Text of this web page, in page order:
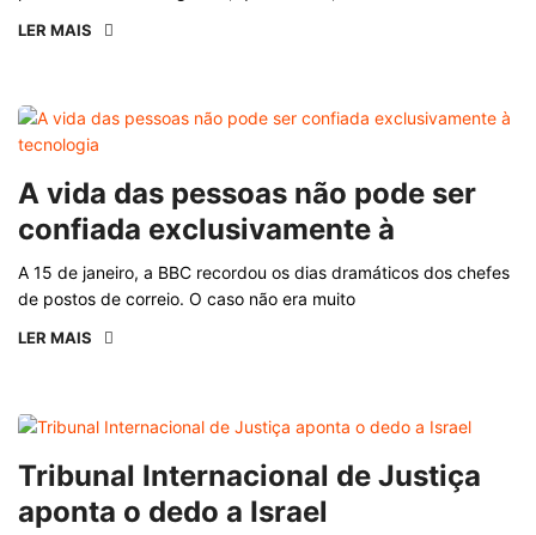
LER MAIS
A vida das pessoas não pode ser
confiada exclusivamente à
A 15 de janeiro, a BBC recordou os dias dramáticos dos chefes
de postos de correio. O caso não era muito
LER MAIS
Tribunal Internacional de Justiça
aponta o dedo a Israel